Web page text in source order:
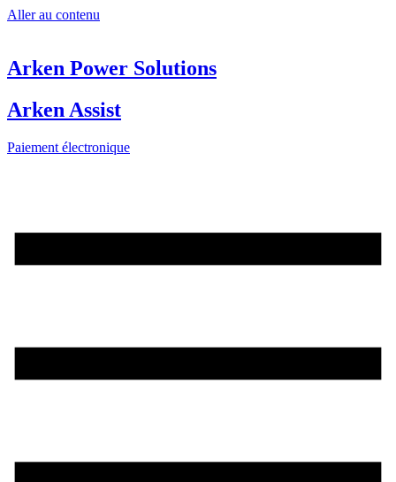
Aller au contenu
Arken Power Solutions
Arken Assist
Paiement électronique